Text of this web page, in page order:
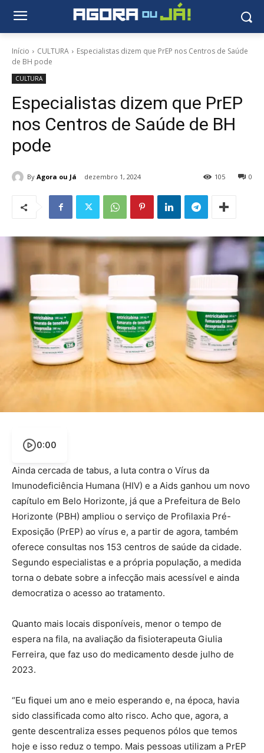
Início CULTURA
Especialistas dizem que PrEP nos Centros de Saúde
de BH pode
CULTURA
Especialistas dizem que PrEP
nos Centros de Saúde de BH
pode
By Agora ou Já dezembro 1, 2024 0
105
0:00
Ainda cercada de tabus, a luta contra o Vírus da
Imunodeficiência Humana (HIV) e a Aids ganhou um novo
capítulo em Belo Horizonte, já que a Prefeitura de Belo
Horizonte (PBH) ampliou o serviço de Profilaxia Pré-
Exposição (PrEP) ao vírus e, a partir de agora, também
oferece consultas nos 153 centros de saúde da cidade.
Segundo especialistas e a própria população, a medida
torna o debate sobre a infecção mais acessível e ainda
democratiza o acesso ao tratamento.
Quanto mais locais disponíveis, menor o tempo de
espera na fila, na avaliação da fisioterapeuta Giulia
Ferreira, que faz uso do medicamento desde julho de
2023.
“Eu fiquei um ano e meio esperando e, na época, havia
sido classificada como alto risco. Acho que, agora, a
gente descentraliza esses pequenos pólos que temos
hoje e isso reduz o tempo. Mais pessoas utilizam a PrEP